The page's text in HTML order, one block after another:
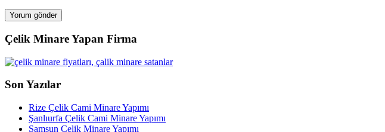
Çelik Minare Yapan Firma
Son Yazılar
Rize Çelik Cami Minare Yapımı
Şanlıurfa Çelik Cami Minare Yapımı
Samsun Çelik Minare Yapımı